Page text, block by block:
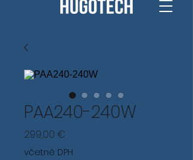
PAA240-240W
299,00 €
včetně DPH